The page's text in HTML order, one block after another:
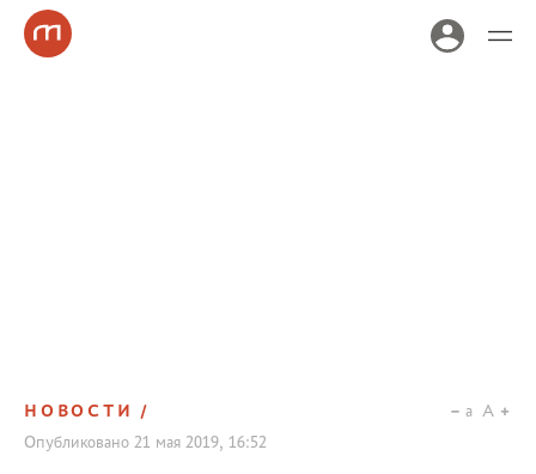
НОВОСТИ
Опубликовано 21 мая 2019, 16:52
a A